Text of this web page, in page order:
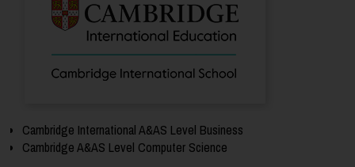
Cambridge International A&AS Level Business
Cambridge A&AS Level Computer Science